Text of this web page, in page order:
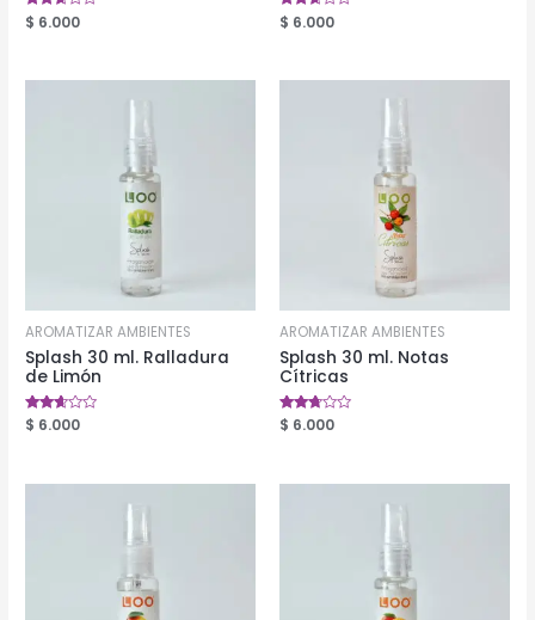
Valorado
en
$ 6.000
Valorado
en
$ 6.000
AROMATIZAR AMBIENTES
Splash 30 ml. Ralladura
de Limón
Valorado
en
$ 6.000
AROMATIZAR AMBIENTES
Splash 30 ml. Notas
Cítricas
Valorado
en
$ 6.000